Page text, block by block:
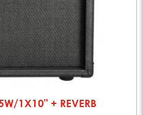
1X10" + REVERB